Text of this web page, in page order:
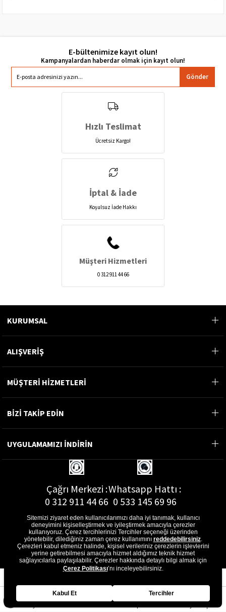
E-bültenimize kayıt olun!
Gönder
Hızlı Teslimat
Ücretsiz Kargo!
İptal & İade
Koşulsuz İade Hakkı
Müşteri Hizmetleri
0 312 911 44 66
KURUMSAL
ALIŞVERİŞ
MÜŞTERİ HİZMETLERİ
BİZİ TAKİP EDİN
UYGULAMAMIZI İNDİRİN
Çağrı Merkezi :
0 312 911 44 66
Whatsapp Hattı :
0 533 145 69 96
E-Posta Adresi :
musterihizmetleri@gon.com.tr
Sitemizi ziyaret eden kullanıcılarımızı daha iyi tanımak, kullanıcı
deneyimini kişiselleştirmek ve iyileştirmek amacıyla çerezler
kullanıyoruz. Çerez tercihlerinizi Tercihler seçeneği üzerinden
yönetebilir, dilediğiniz zaman çerez kullanımını reddedebilirsiniz.
Çerezleri kabul etmeniz halinde, kişisel verileriniz çerezlerin işlevlerini
yerine getirebilmesi amacıyla hizmet aldığımız teknik hizmet
sağlayıcılarla paylaşılabilir. Çerezler hakkında detaylı bilgi almak için
Çerez Politikası’nı inceleyebilirsiniz.
Kabul Et Tercihler